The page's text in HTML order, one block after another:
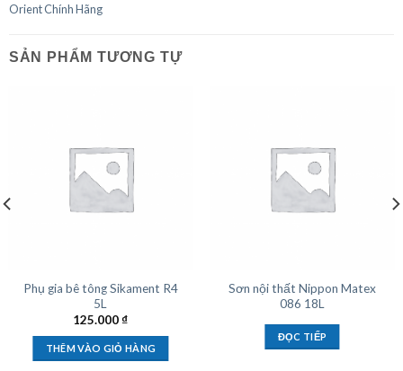
Orient Chính Hãng
SẢN PHẨM TƯƠNG TỰ
Phụ gia bê tông Sikament R4
5L
125.000₫
THÊM VÀO GIỎ HÀNG
Sơn nội thất Nippon Matex
086 18L
ĐỌC TIẾP